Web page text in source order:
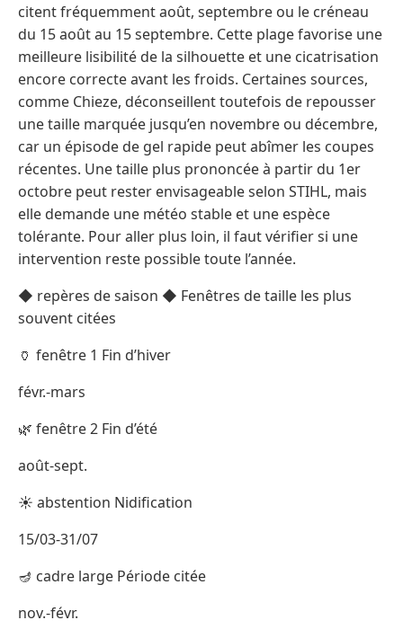
citent fréquemment août, septembre ou le créneau
du 15 août au 15 septembre. Cette plage favorise une
meilleure lisibilité de la silhouette et une cicatrisation
encore correcte avant les froids. Certaines sources,
comme Chieze, déconseillent toutefois de repousser
une taille marquée jusqu’en novembre ou décembre,
car un épisode de gel rapide peut abîmer les coupes
récentes. Une taille plus prononcée à partir du 1er
octobre peut rester envisageable selon STIHL, mais
elle demande une météo stable et une espèce
tolérante. Pour aller plus loin, il faut vérifier si une
intervention reste possible toute l’année.
◆ repères de saison ◆ Fenêtres de taille les plus
souvent citées
🏺 fenêtre 1 Fin d’hiver
févr.-mars
🌿 fenêtre 2 Fin d’été
août-sept.
☀ abstention Nidification
15/03-31/07
🪔 cadre large Période citée
nov.-févr.